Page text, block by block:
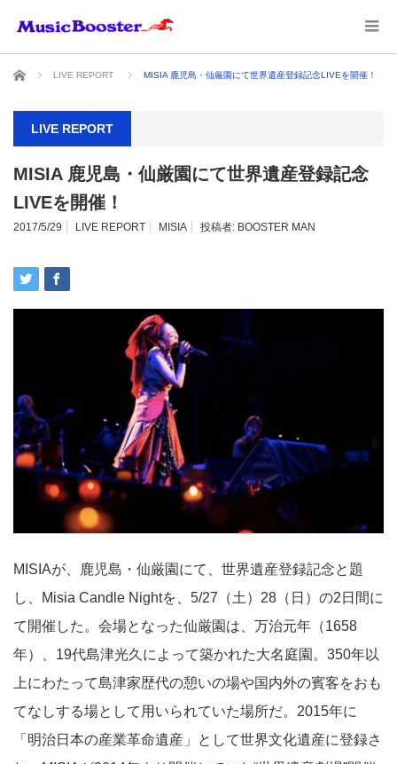
ホーム LIVE REPORT MISIA 鹿児島・仙厳園にて世界遺産登録記念LIVEを開催！
LIVE REPORT
MISIA 鹿児島・仙厳園にて世界遺産登録記念
LIVEを開催！
2017/5/29 LIVE REPORT MISIA 投稿者: BOOSTER MAN
MISIAが、鹿児島・仙厳園にて、世界遺産登録記念と題
し、Misia Candle Nightを、5/27（土）28（日）の2日間に
て開催した。会場となった仙厳園は、万治元年（1658
年）、19代島津光久によって築かれた大名庭園。350年以
上にわたって島津家歴代の憩いの場や国内外の賓客をおも
てなしする場として用いられていた場所だ。2015年に
「明治日本の産業革命遺産」として世界文化遺産に登録さ